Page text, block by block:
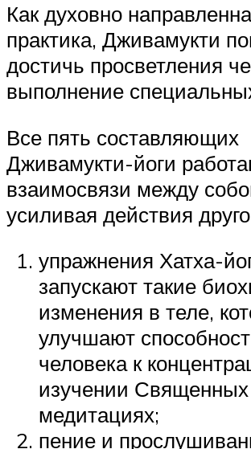
Как духовно
практика, Дживамукти
достичь просветления
выполнение
Все пять составляющих
Дживамукти-йоги
взаимосвязи между
усиливая действия
упражнения Хатха-
запускают такие
изменения в теле,
улучшают
человека к
изучении Священных
медитациях;
пение и